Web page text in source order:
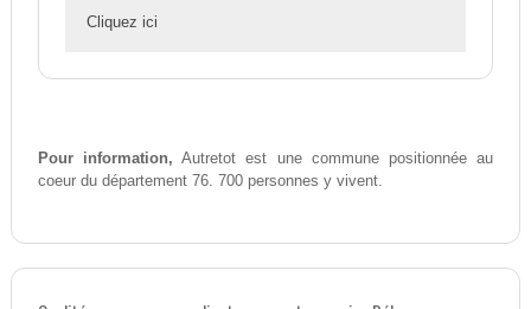
Cliquez ici
Pour information, Autretot est une commune positionnée au
coeur du département 76. 700 personnes y vivent.